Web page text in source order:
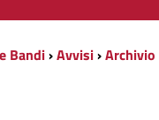
Bandi›Avvisi›